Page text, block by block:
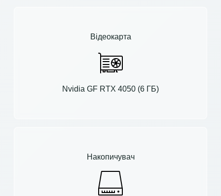
Відеокарта
Nvidia GF RTX 4050 (6 ГБ)
Накопичувач